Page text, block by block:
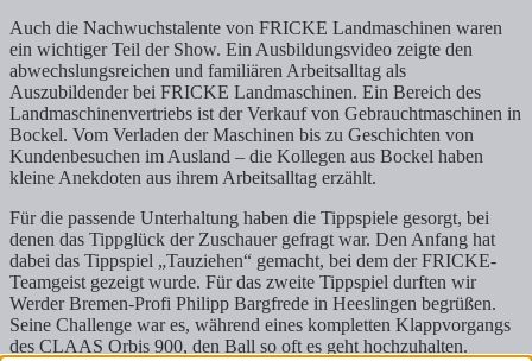
Auch die Nachwuchstalente von FRICKE Landmaschinen waren
ein wichtiger Teil der Show. Ein Ausbildungsvideo zeigte den
abwechslungsreichen und familiären Arbeitsalltag als
Auszubildender bei FRICKE Landmaschinen. Ein Bereich des
Landmaschinenvertriebs ist der Verkauf von Gebrauchtmaschinen in
Bockel. Vom Verladen der Maschinen bis zu Geschichten von
Kundenbesuchen im Ausland – die Kollegen aus Bockel haben
kleine Anekdoten aus ihrem Arbeitsalltag erzählt.
Für die passende Unterhaltung haben die Tippspiele gesorgt, bei
denen das Tippglück der Zuschauer gefragt war. Den Anfang hat
dabei das Tippspiel „Tauziehen“ gemacht, bei dem der FRICKE-
Teamgeist gezeigt wurde. Für das zweite Tippspiel durften wir
Werder Bremen-Profi Philipp Bargfrede in Heeslingen begrüßen.
Seine Challenge war es, während eines kompletten Klappvorgangs
des CLAAS Orbis 900, den Ball so oft es geht hochzuhalten.